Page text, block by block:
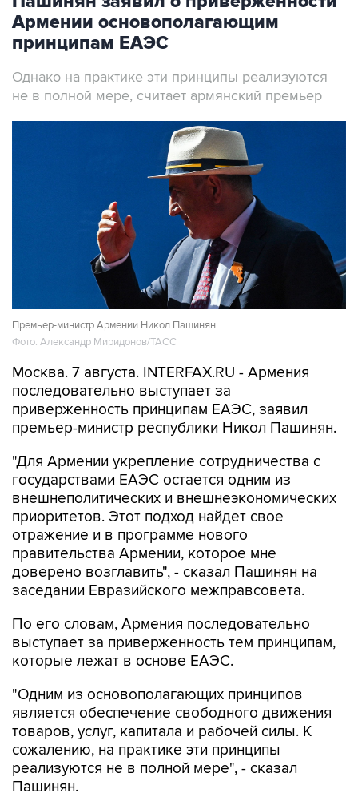
принципам ЕАЭС
Однако на практике эти принципы реализуются
Премьер-министр Армении Никол Пашинян
Фото: Александр Миридонов/ТАСС
Москва. 7 августа. INTERFAX.RU - Армения
приверженность принципам ЕАЭС, заявил
премьер-министр республики Никол Пашинян.
"Для Армении укрепление сотрудничества с
внешнеполитических и внешнеэкономических
приоритетов. Этот подход найдет свое
отражение и в программе нового
правительства Армении, которое мне
доверено возглавить", - сказал Пашинян на
заседании Евразийского межправсовета.
По его словам, Армения последовательно
которые лежат в основе ЕАЭС.
"Одним из основополагающих принципов
товаров, услуг, капитала и рабочей силы. К
сожалению, на практике эти принципы
реализуются не в полной мере", - сказал
Пашинян.
По его словам, отдельные ограничения и